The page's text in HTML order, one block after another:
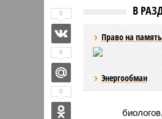
В
Право на память
Энергообман
0
0
0